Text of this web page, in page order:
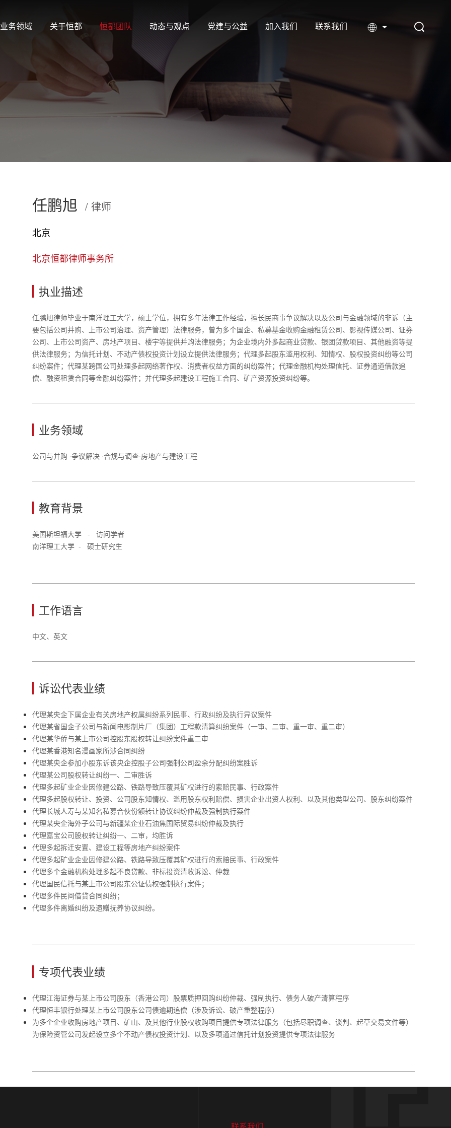
业务领域 关于恒都 恒都团队 动态与观点 党建与公益 加入我们 联系我们
任鹏旭 / 律师
北京
北京恒都律师事务所
执业描述
任鹏旭律师毕业于南洋理工大学，硕士学位，拥有多年法律工作经验，擅长民商事争议解决以及公司与金融领域的非诉（主
要包括公司并购、上市公司治理、资产管理）法律服务，曾为多个国企、私募基金收购金融租赁公司、影视传媒公司、证券
公司、上市公司资产、房地产项目、楼宇等提供并购法律服务；为企业境内外多起商业贷款、银团贷款项目、其他融资等提
供法律服务；为信托计划、不动产债权投资计划设立提供法律服务；代理多起股东滥用权利、知情权、股权投资纠纷等公司
纠纷案件；代理某跨国公司处理多起网络著作权、消费者权益方面的纠纷案件；代理金融机构处理信托、证券通道借款追
偿、融资租赁合同等金融纠纷案件；并代理多起建设工程施工合同、矿产资源投资纠纷等。
业务领域
公司与并购 ·争议解决 ·合规与调查·房地产与建设工程
教育背景
美国斯坦福大学 - 访问学者
南洋理工大学 - 硕士研究生
工作语言
中文、英文
诉讼代表业绩
代理某央企下属企业有关房地产权属纠纷系列民事、行政纠纷及执行异议案件
代理某省国企子公司与新闻电影制片厂（集团）工程款清算纠纷案件（一审、二审、重一审、重二审）
代理某华侨与某上市公司控股东股权转让纠纷案件重二审
代理某香港知名漫画家所涉合同纠纷
代理某央企参加小股东诉该央企控股子公司强制公司盈余分配纠纷案胜诉
代理某公司股权转让纠纷一、二审胜诉
代理多起矿业企业因修建公路、铁路导致压覆其矿权进行的索赔民事、行政案件
代理多起股权转让、投资、公司股东知情权、滥用股东权利赔偿、损害企业出资人权利、以及其他类型公司、股东纠纷案件
代理长城人寿与某知名私募合伙份额转让协议纠纷仲裁及强制执行案件
代理某央企海外子公司与新疆某企业石油焦国际贸易纠纷仲裁及执行
代理嘉宝公司股权转让纠纷一、二审，均胜诉
代理多起拆迁安置、建设工程等房地产纠纷案件
代理多起矿业企业因修建公路、铁路导致压覆其矿权进行的索赔民事、行政案件
代理多个金融机构处理多起不良贷款、非标投资清收诉讼、仲裁
代理国民信托与某上市公司股东公证债权强制执行案件；
代理多件民间借贷合同纠纷；
代理多件离婚纠纷及遗赠抚养协议纠纷。
专项代表业绩
代理江海证券与某上市公司股东（香港公司）股票质押回购纠纷仲裁、强制执行、债务人破产清算程序
代理恒丰银行处理某上市公司股东公司债逾期追偿（涉及诉讼、破产重整程序）
为多个企业收购房地产项目、矿山、及其他行业股权收购项目提供专项法律服务（包括尽职调查、谈判、起草交易文件等）
为保险资管公司发起设立多个不动产债权投资计划、以及多项通过信托计划投资提供专项法律服务